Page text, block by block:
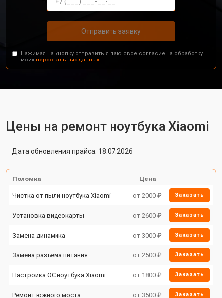
Отправить заявку
Нажимая на кнопку отправить я даю свое согласие на обработку
моих персональных данных.
Цены на ремонт ноутбука Xiaomi
Дата обновления прайса: 18.07.2026
Поломка Цена
Чистка от пыли ноутбука Xiaomi от 2000 ₽ Заказать
Установка видеокарты от 2600 ₽ Заказать
Замена динамика от 3000 ₽ Заказать
Замена разъема питания от 2500 ₽ Заказать
Настройка ОС ноутбука Xiaomi от 1800 ₽ Заказать
Ремонт южного моста от 3500 ₽ Заказать